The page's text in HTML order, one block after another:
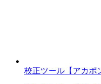
校正ツール【アカ